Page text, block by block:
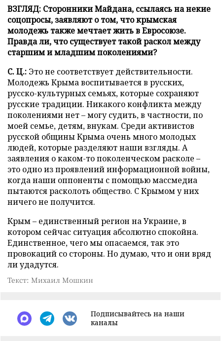
ВЗГЛЯД: Сторонники Майдана, ссылаясь на некие
соцопросы, заявляют о том, что крымская
молодежь также мечтает жить в Евросоюзе.
Правда ли, что существует такой раскол между
старшим и младшим поколениями?
С. Ц.: Это не соответствует действительности.
Молодежь Крыма воспитывается в русских,
русско-культурных семьях, которые сохраняют
русские традиции. Никакого конфликта между
поколениями нет – могу судить, в частности, по
моей семье, детям, внукам. Среди активистов
русской общины Крыма очень много молодых
людей, которые разделяют наши взгляды. А
заявления о каком-то поколенческом расколе –
это одно из проявлений информационной войны,
когда наши оппоненты с помощью массмедиа
пытаются расколоть общество. С Крымом у них
ничего не получится.
Крым – единственный регион на Украине, в
котором сейчас ситуация абсолютно спокойна.
Единственное, чего мы опасаемся, так это
провокаций со стороны. Но думаю, что и они вряд
ли удадутся.
Текст: Михаил Мошкин
Подписывайтесь на наши
каналы